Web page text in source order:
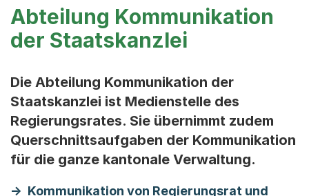
Abteilung Kommunikation
der Staatskanzlei
Die Abteilung Kommunikation der
Staatskanzlei ist Medienstelle des
Regierungsrates. Sie übernimmt zudem
Querschnittsaufgaben der Kommunikation
für die ganze kantonale Verwaltung.
Kommunikation von Regierungsrat und